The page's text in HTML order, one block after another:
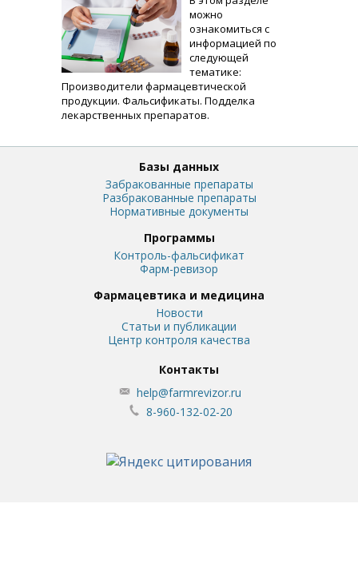
можно
ознакомиться с
информацией по
следующей
тематике:
Производители фармацевтической
продукции. Фальсификаты. Подделка
лекарственных препаратов.
Базы данных
Забракованные препараты
Разбракованные препараты
Нормативные документы
Программы
Контроль-фальсификат
Фарм-ревизор
Фармацевтика и медицина
Новости
Статьи и публикации
Центр контроля качества
Контакты
help@farmrevizor.ru
8-960-132-02-20